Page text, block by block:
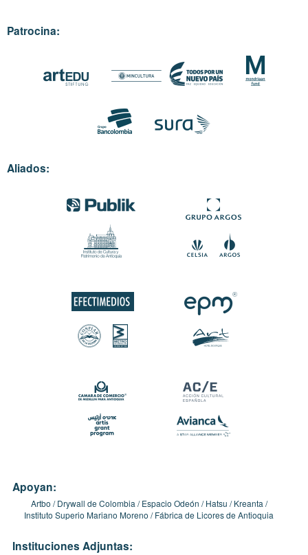
Patrocina:
Aliados:
Apoyan:
Artbo Drywall de Colombia Espacio Odeón Hatsu
Kreanta
Instituto Superio Mariano Moreno
Fábrica de Licores de Antioquia
Instituciones Adjuntas: